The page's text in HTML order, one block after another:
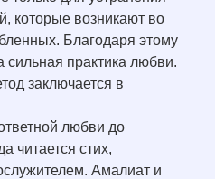
которые возникают во
Благодаря этому
сильная практика любви.
заключается в
любви до
читается стих,
Амалиат и